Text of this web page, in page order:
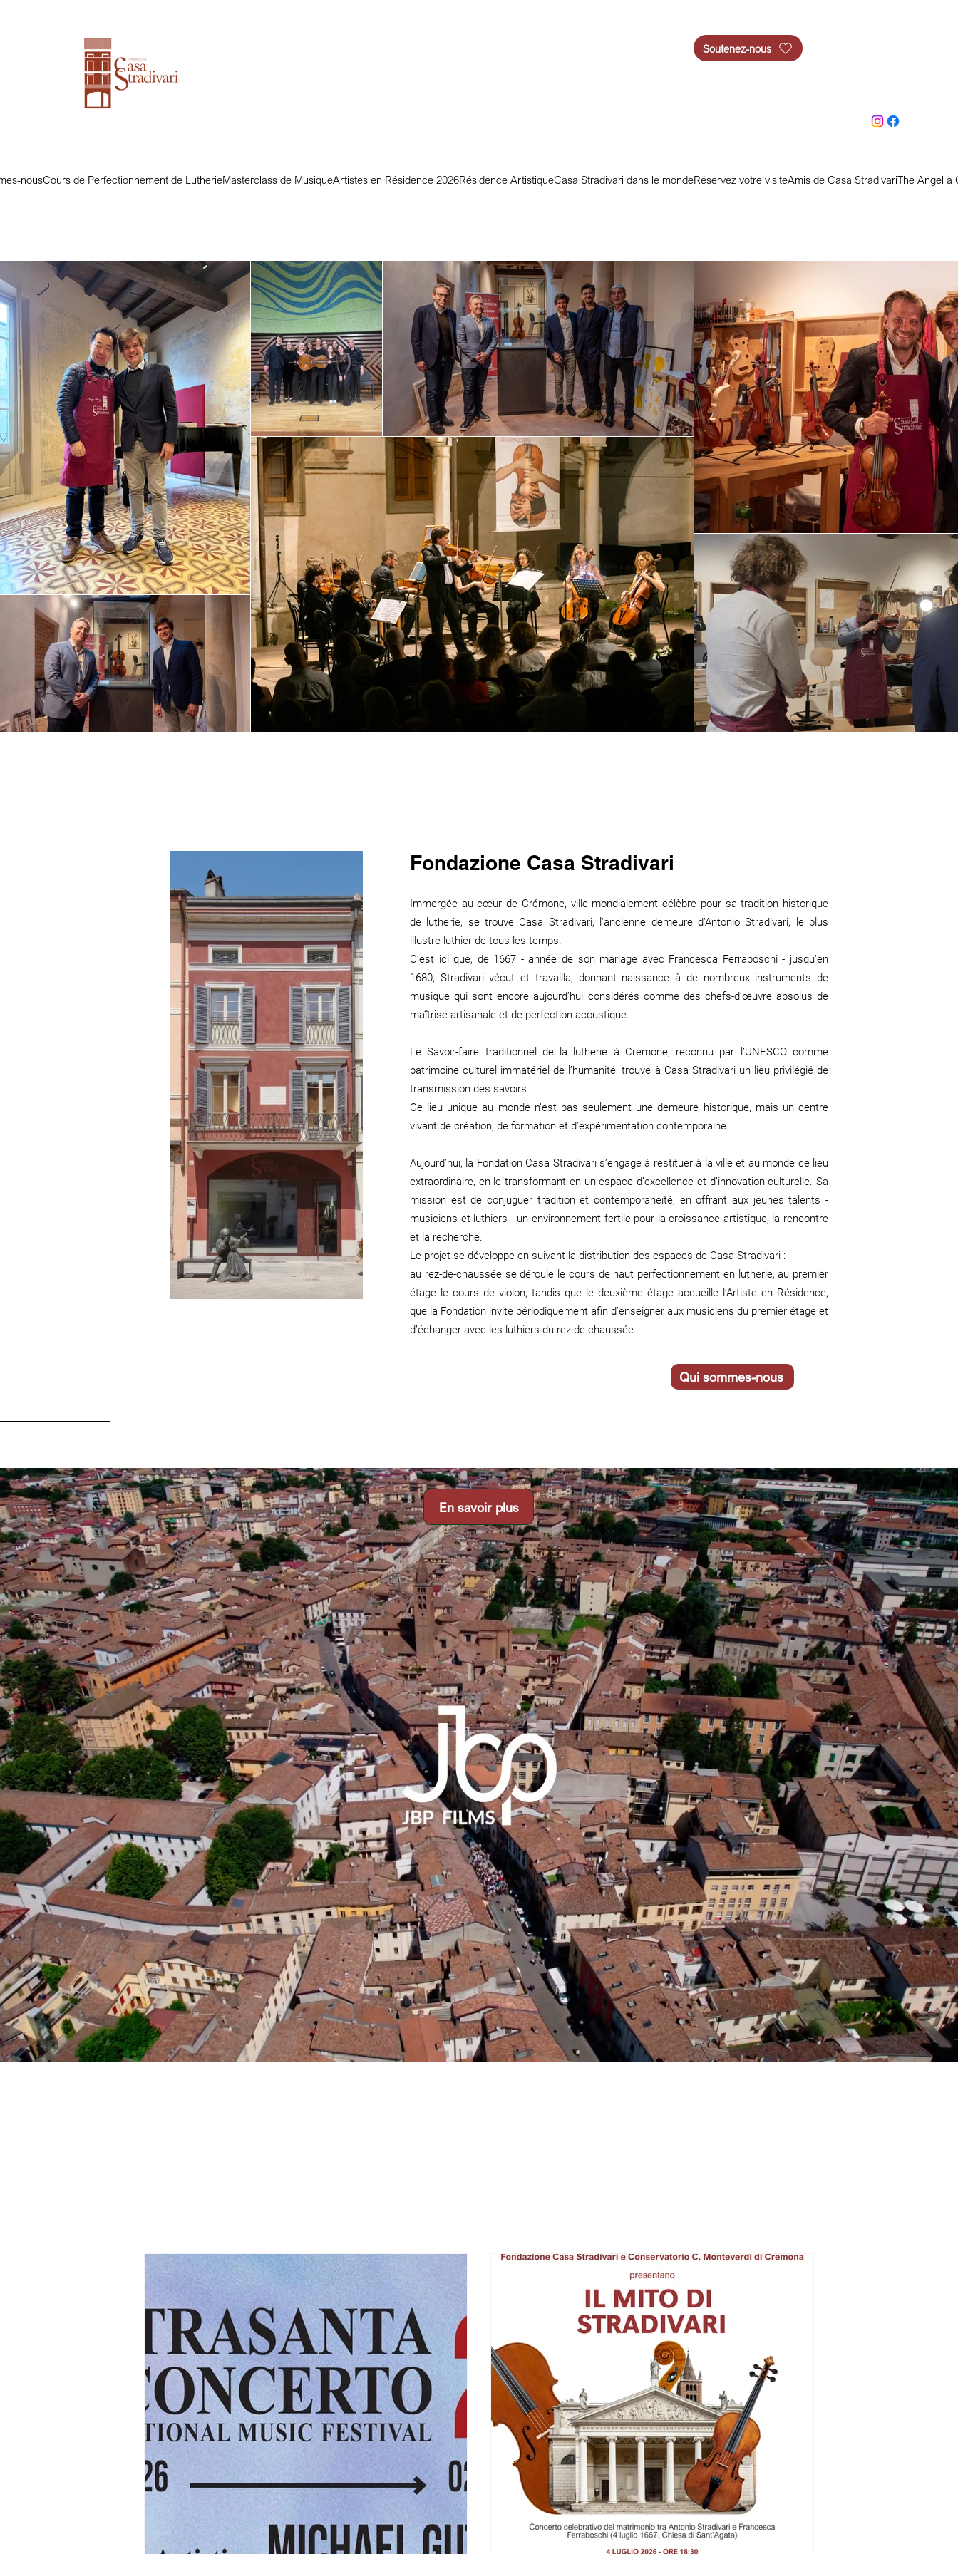
Soutenez-nous
nousCours de Perfectionnement de LutherieMasterclass de MusiqueArtistes en Résidence 2026Résidence ArtistiqueCasa Stradivari dans le mondeRéservez votre visiteAmis de Casa StradivariThe Angel à
Fondazione Casa Stradivari
Immergée au cœur de Crémone, ville mondialement célèbre pour sa tradition historique
de lutherie, se trouve Casa Stradivari, l’ancienne demeure d’Antonio Stradivari, le plus
illustre luthier de tous les temps.
C’est ici que, de 1667 - année de son mariage avec Francesca Ferraboschi - jusqu’en
1680, Stradivari vécut et travailla, donnant naissance à de nombreux instruments de
musique qui sont encore aujourd’hui considérés comme des chefs-d’œuvre absolus de
maîtrise artisanale et de perfection acoustique.
Le Savoir-faire traditionnel de la lutherie à Crémone, reconnu par l’UNESCO comme
patrimoine culturel immatériel de l’humanité, trouve à Casa Stradivari un lieu privilégié de
transmission des savoirs.
Ce lieu unique au monde n’est pas seulement une demeure historique, mais un centre
vivant de création, de formation et d’expérimentation contemporaine.
Aujourd’hui, la Fondation Casa Stradivari s’engage à restituer à la ville et au monde ce lieu
extraordinaire, en le transformant en un espace d’excellence et d’innovation culturelle. Sa
mission est de conjuguer tradition et contemporanéité, en offrant aux jeunes talents -
musiciens et luthiers - un environnement fertile pour la croissance artistique, la rencontre
et la recherche.
Le projet se développe en suivant la distribution des espaces de Casa Stradivari :
au rez-de-chaussée se déroule le cours de haut perfectionnement en lutherie, au premier
étage le cours de violon, tandis que le deuxième étage accueille l’Artiste en Résidence,
que la Fondation invite périodiquement afin d’enseigner aux musiciens du premier étage et
d’échanger avec les luthiers du rez-de-chaussée.
Qui sommes-nous
En savoir plus